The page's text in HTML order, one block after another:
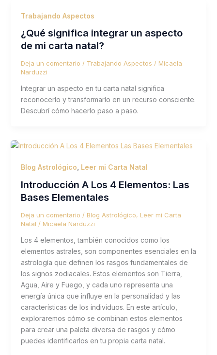
Trabajando Aspectos
¿Qué significa integrar un aspecto
de mi carta natal?
Deja un comentario / Trabajando Aspectos / Micaela
Narduzzi
Integrar un aspecto en tu carta natal significa
reconocerlo y transformarlo en un recurso consciente.
Descubrí cómo hacerlo paso a paso.
Blog Astrológico Leer mi Carta Natal
Introducción A Los 4 Elementos: Las
Bases Elementales
Deja un comentario / Blog Astrológico, Leer mi Carta
Natal / Micaela Narduzzi
Los 4 elementos, también conocidos como los
elementos astrales, son componentes esenciales en la
astrología que definen los rasgos fundamentales de
los signos zodiacales. Estos elementos son Tierra,
Agua, Aire y Fuego, y cada uno representa una
energía única que influye en la personalidad y las
características de los individuos. En este artículo,
exploraremos cómo se combinan estos elementos
para crear una paleta diversa de rasgos y cómo
puedes identificarlos en tu propia carta natal.